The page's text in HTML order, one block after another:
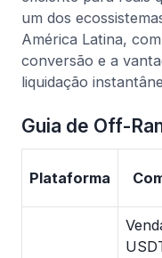
um dos
América Latina,
conversão e a
liquidação
Guia de Off-
Plataforma